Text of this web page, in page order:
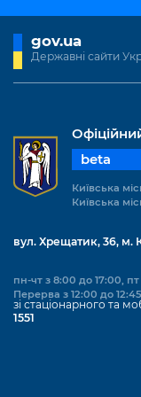
Kyiv
Річні звіти
Безбар'єрність
Київська
Безбар'єрність
Міський
Важливе під
Уряд» –
Важливе під
Про відкриті
Портал даних
gov.ua
Державні сайти
beta
Київська
Київська
вул. Хрещатик, 36, м.
пн-чт з 8:00 до 17:00,
Перерва з 12:00 до 12:45
зі стаціонарного та
1551